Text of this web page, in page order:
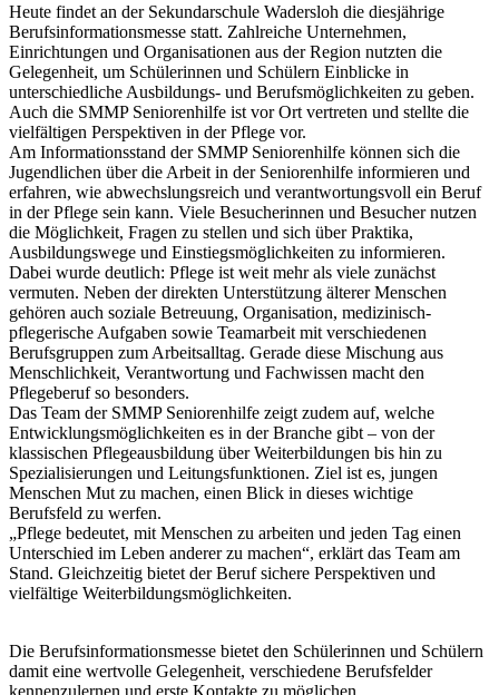
Heute findet an der Sekundarschule Wadersloh die diesjährige
Berufsinformationsmesse statt. Zahlreiche Unternehmen,
Einrichtungen und Organisationen aus der Region nutzten die
Gelegenheit, um Schülerinnen und Schülern Einblicke in
unterschiedliche Ausbildungs- und Berufsmöglichkeiten zu geben.
Auch die SMMP Seniorenhilfe ist vor Ort vertreten und stellte die
vielfältigen Perspektiven in der Pflege vor.
Am Informationsstand der SMMP Seniorenhilfe können sich die
Jugendlichen über die Arbeit in der Seniorenhilfe informieren und
erfahren, wie abwechslungsreich und verantwortungsvoll ein Beruf
in der Pflege sein kann. Viele Besucherinnen und Besucher nutzen
die Möglichkeit, Fragen zu stellen und sich über Praktika,
Ausbildungswege und Einstiegsmöglichkeiten zu informieren.
Dabei wurde deutlich: Pflege ist weit mehr als viele zunächst
vermuten. Neben der direkten Unterstützung älterer Menschen
gehören auch soziale Betreuung, Organisation, medizinisch-
pflegerische Aufgaben sowie Teamarbeit mit verschiedenen
Berufsgruppen zum Arbeitsalltag. Gerade diese Mischung aus
Menschlichkeit, Verantwortung und Fachwissen macht den
Pflegeberuf so besonders.
Das Team der SMMP Seniorenhilfe zeigt zudem auf, welche
Entwicklungsmöglichkeiten es in der Branche gibt – von der
klassischen Pflegeausbildung über Weiterbildungen bis hin zu
Spezialisierungen und Leitungsfunktionen. Ziel ist es, jungen
Menschen Mut zu machen, einen Blick in dieses wichtige
Berufsfeld zu werfen.
„Pflege bedeutet, mit Menschen zu arbeiten und jeden Tag einen
Unterschied im Leben anderer zu machen“, erklärt das Team am
Stand. Gleichzeitig bietet der Beruf sichere Perspektiven und
vielfältige Weiterbildungsmöglichkeiten.
Die Berufsinformationsmesse bietet den Schülerinnen und Schülern
damit eine wertvolle Gelegenheit, verschiedene Berufsfelder
kennenzulernen und erste Kontakte zu möglichen